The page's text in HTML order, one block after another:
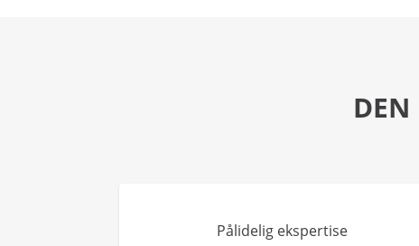
DEN
Pålidelig ekspertise